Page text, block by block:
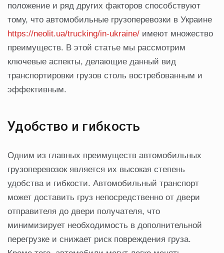
положение и ряд других факторов способствуют
тому, что автомобильные грузоперевозки в Украине
https://neolit.ua/trucking/in-ukraine/ имеют множество
преимуществ. В этой статье мы рассмотрим
ключевые аспекты, делающие данный вид
транспортировки грузов столь востребованным и
эффективным.
Удобство и гибкость
Одним из главных преимуществ автомобильных
грузоперевозок является их высокая степень
удобства и гибкости. Автомобильный транспорт
может доставить груз непосредственно от двери
отправителя до двери получателя, что
минимизирует необходимость в дополнительной
перегрузке и снижает риск повреждения груза.